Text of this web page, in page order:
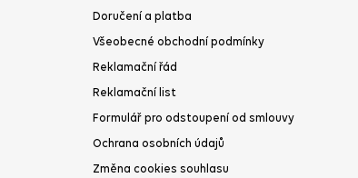
Doručení a platba
Všeobecné obchodní podmínky
Reklamační řád
Reklamační list
Formulář pro odstoupení od smlouvy
Ochrana osobních údajů
Změna cookies souhlasu